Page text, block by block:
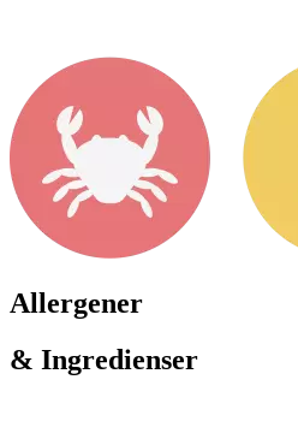
Allergener
& Ingredienser